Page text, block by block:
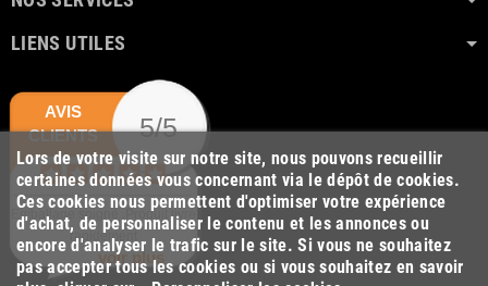
LIENS UTILES
Lors de votre visite sur notre site, nous pouvons recueillir
certaines données vous concernant via le dépôt de cookies.
Ces cookies nous permettent d'optimiser votre expérience
d'achat, de personnaliser le contenu et les annonces ou
encore d'analyser le trafic sur le site. Si vous ne souhaitez
pas accepter tous les cookies ou si vous souhaitez en savoir
AVIS
CLIENTS
5/5
Emballage soigné .Produit livré
rapidement
voir plus